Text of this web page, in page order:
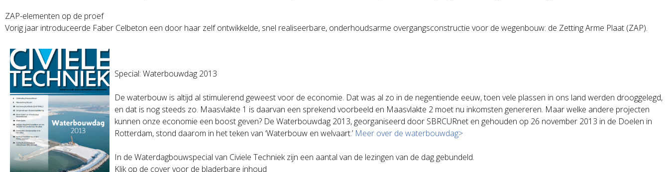
ZAP-elementen op de proef
Vorig jaar introduceerde Faber Celbeton een door haar zelf ontwikkelde, snel realiseerbare, onderhoudsarme overgangsconstructie voor de wegenbouw: de Zetting Arme Plaat (ZAP).
Special: Waterbouwdag 2013
De waterbouw is altijd al stimulerend geweest voor de economie. Dat was al zo in de negentiende eeuw, toen vele plassen in ons land werden drooggelegd,
en dat is nog steeds zo. Maasvlakte 1 is daarvan een sprekend voorbeeld en Maasvlakte 2 moet nu inkomsten genereren. Maar welke andere projecten
kunnen onze economie een boost geven? De Waterbouwdag 2013, georganiseerd door SBRCURnet en gehouden op 26 november 2013 in de Doelen in
Rotterdam, stond daarom in het teken van ‘Waterbouw en welvaart.’ Meer over de waterbouwdag>
In de Waterdagbouwspecial van Civiele Techniek zijn een aantal van de lezingen van de dag gebundeld.
Klik op de cover voor de bladerbare inhoud